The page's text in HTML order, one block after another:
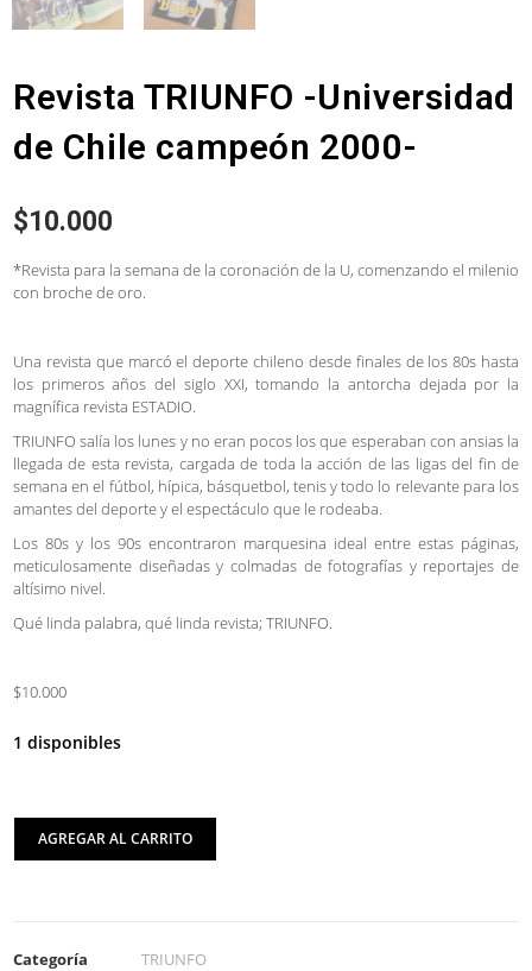
Revista TRIUNFO -Universidad
de Chile campeón 2000-
$10.000
*Revista para la semana de la coronación de la U, comenzando el milenio
con broche de oro.
Una revista que marcó el deporte chileno desde finales de los 80s hasta
los primeros años del siglo XXI, tomando la antorcha dejada por la
magnífica revista ESTADIO.
TRIUNFO salía los lunes y no eran pocos los que esperaban con ansias la
llegada de esta revista, cargada de toda la acción de las ligas del fin de
semana en el fútbol, hípica, básquetbol, tenis y todo lo relevante para los
amantes del deporte y el espectáculo que le rodeaba.
Los 80s y los 90s encontraron marquesina ideal entre estas páginas,
meticulosamente diseñadas y colmadas de fotografías y reportajes de
altísimo nivel.
Qué linda palabra, qué linda revista; TRIUNFO.
$10.000
1 disponibles
AGREGAR AL CARRITO
Categoría TRIUNFO